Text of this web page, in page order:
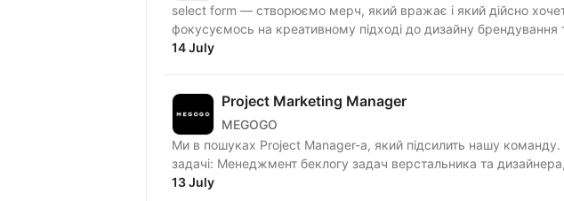
select form — створюємо мерч, який вражає і який дійсно
фокусуємось на креативному підході до дизайну брендування
14 July
Project Marketing Manager
MEGOGO
Ми в пошуках Project Manager-а, який підсилить нашу команду. Основні обов'язки та
задачі: Менеджмент беклогу задач верстальника та
13 July